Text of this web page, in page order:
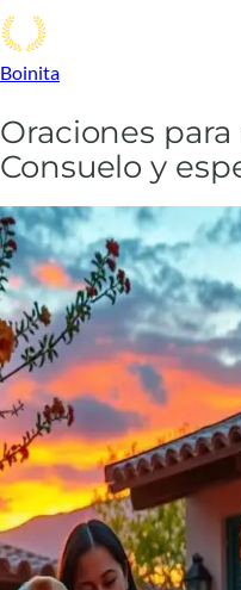
Boinita
Oraciones para
Consuelo y